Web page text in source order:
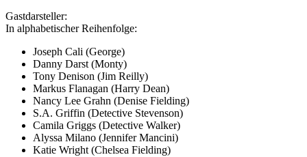
Gastdarsteller:
In alphabetischer Reihenfolge:
Joseph Cali (George)
Danny Darst (Monty)
Tony Denison (Jim Reilly)
Markus Flanagan (Harry Dean)
Nancy Lee Grahn (Denise Fielding)
S.A. Griffin (Detective Stevenson)
Camila Griggs (Detective Walker)
Alyssa Milano (Jennifer Mancini)
Katie Wright (Chelsea Fielding)